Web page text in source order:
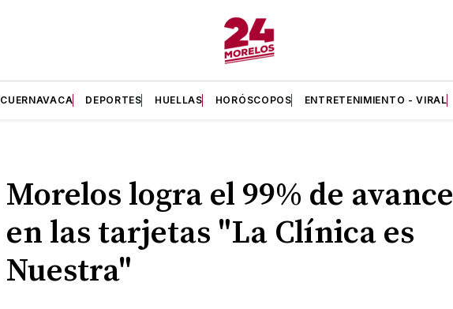
CUERNAVACA DEPORTES HUELLAS HORÓSCOPOS ENTRETENIMIENTO - VIRAL
Morelos logra el 99% de avance
en las tarjetas "La Clínica es
Nuestra"